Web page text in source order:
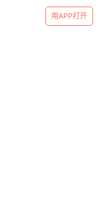
用APP打开